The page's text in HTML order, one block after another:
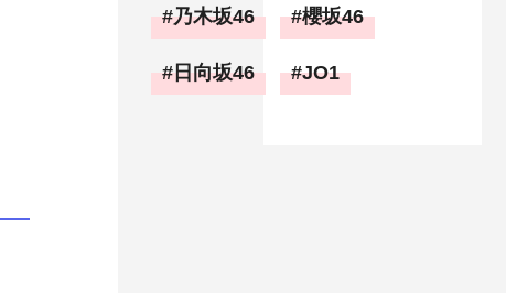
乃木坂46 櫻坂46
日向坂46 JO1